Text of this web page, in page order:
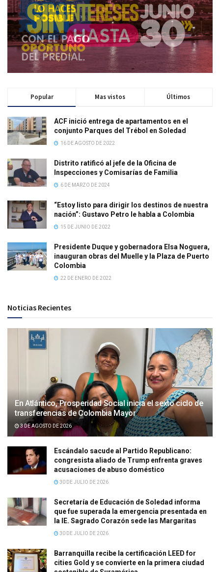
Popular Mas vistos Últimos
ACF inició entrega de apartamentos en el
conjunto Parques del Trébol en Soledad
16 DE AGOSTO DE 2022
Distrito ratificó al jefe de la Oficina de
Inspecciones y Comisarías de Familia
6 DE MARZO DE 2024
“Estoy listo para dirigir los destinos de nuestra
nación”: Gustavo Petro le habla a Colombia
15 DE JUNIO DE 2022
Presidente Duque y gobernadora Elsa Noguera,
inauguran obras del Muelle y la Plaza de Puerto
Colombia
22 DE ENERO DE 2022
Noticias Recientes
En Atlántico, Prosperidad Social inicia el sexto ciclo de
transferencias de Colombia Mayor
3 DE AGOSTO DE 2026
Escándalo sacude al Partido Republicano:
congresista aliado de Trump enfrenta graves
acusaciones de abuso doméstico
30 DE JULIO DE 2026
Secretaría de Educación de Soledad informa
que fue superada la emergencia presentada en
la IE. Sagrado Corazón sede las Margaritas
30 DE JULIO DE 2026
Barranquilla recibe la certificación LEED for
cities Gold y se convierte en la primera ciudad